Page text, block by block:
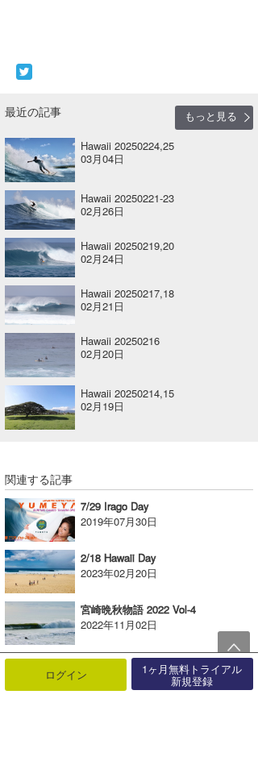
最近の記事
もっと見る
Hawaii 20250224,25
03月04日
Hawaii 20250221-23
02月26日
Hawaii 20250219,20
02月24日
Hawaii 20250217,18
02月21日
Hawaii 20250216
02月20日
Hawaii 20250214,15
02月19日
関連する記事
7/29 Irago Day
2019年07月30日
2/18 Hawaii Day
2023年02月20日
宮崎晩秋物語 2022 Vol-4
2022年11月02日
6/1 Australia Day
2026年06月02日
ログイン 1ヶ月無料トライアル
新規登録